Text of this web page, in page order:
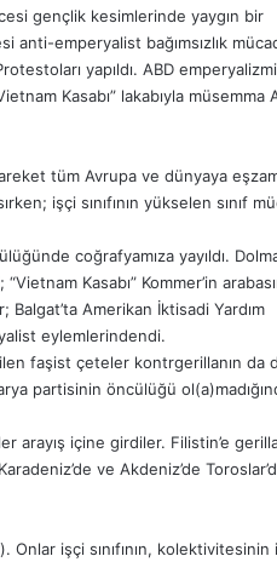
gençlik kesimlerinde yaygın bir
emperyalist bağımsızlık
yapıldı. ABD
Kasabı” lakabıyla müsemma
tüm Avrupa ve dünyaya
işçi sınıfının yükselen sınıf
coğrafyamıza yayıldı.
Kasabı” Kommer’in
Balgat’ta Amerikan İktisadi Yardım
eylemlerindendi.
faşist çeteler kontrgerillanın da
partisinin öncülüğü
arayış içine girdiler. Filistin’e
ve Akdeniz’de
Onlar işçi sınıfının, kolektivitesinin